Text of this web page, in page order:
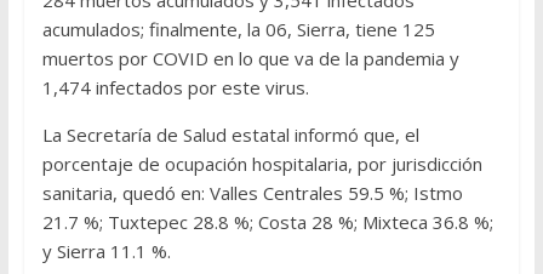
acumulados; finalmente, la 06, Sierra, tiene 125
muertos por COVID en lo que va de la pandemia y
1,474 infectados por este virus.
La Secretaría de Salud estatal informó que, el
porcentaje de ocupación hospitalaria, por jurisdicción
sanitaria, quedó en: Valles Centrales 59.5 %; Istmo
21.7 %; Tuxtepec 28.8 %; Costa 28 %; Mixteca 36.8 %;
y Sierra 11.1 %.